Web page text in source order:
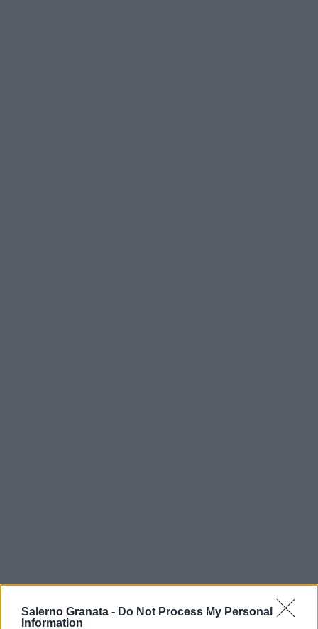
Salerno Granata - Do Not Process My Personal
Information